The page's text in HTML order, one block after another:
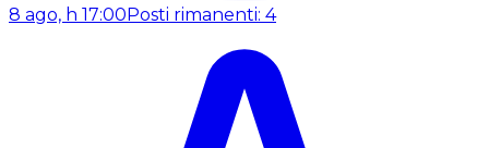
8 ago, h 17:00 Posti rimanenti: 4